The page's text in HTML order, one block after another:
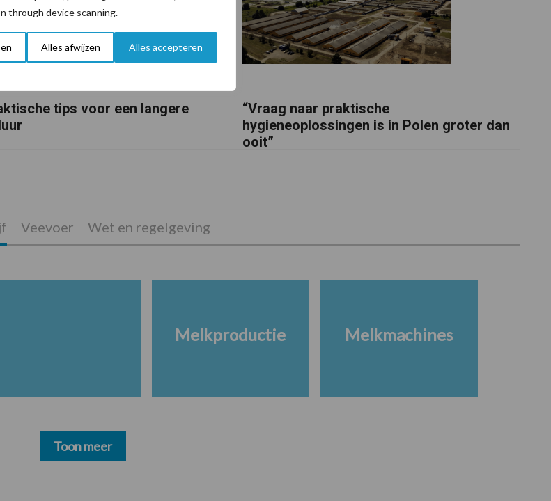
through device scanning.
Alles afwijzen Alles accepteren
tips voor een langere
“Vraag naar praktische
hygieneoplossingen is in Polen groter dan
ooit”
Veevoer Wet en regelgeving
Melkproductie Melkmachines
Toon meer